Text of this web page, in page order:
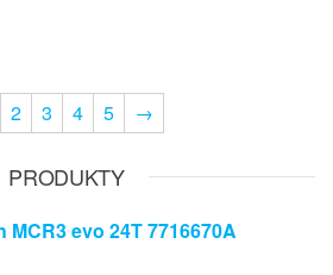
2 3 4 5 →
PRODUKTY
MCR3 evo 24T 7716670A